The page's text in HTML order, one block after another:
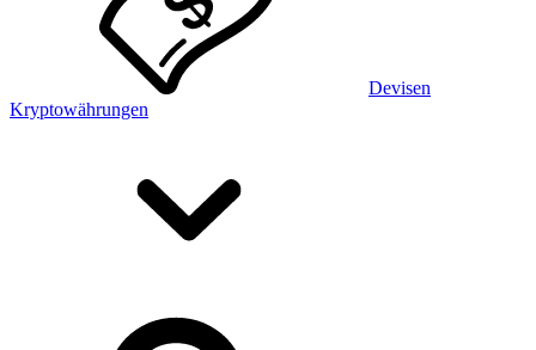
Devisen
Kryptowährungen